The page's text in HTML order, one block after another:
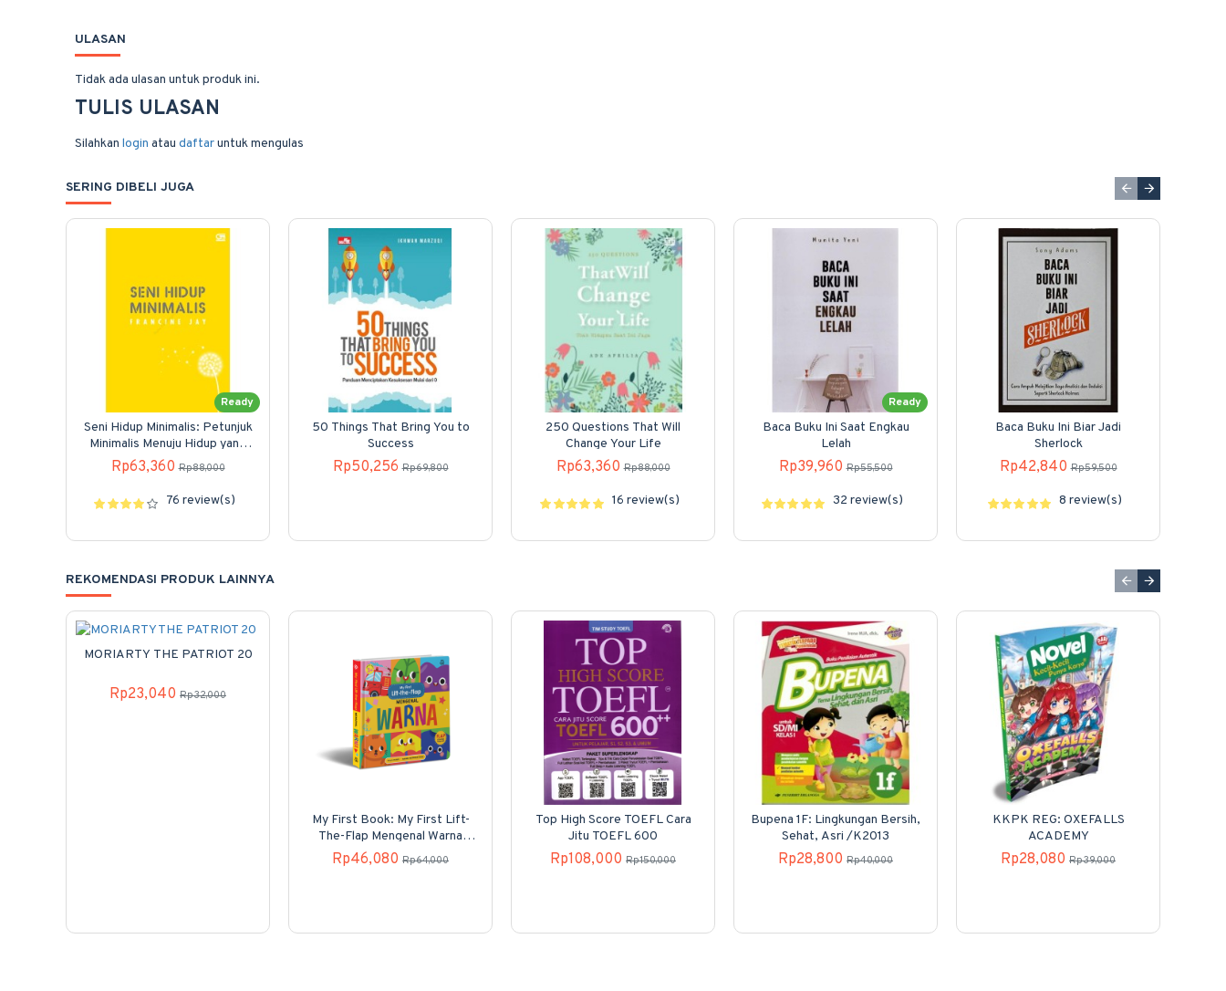
ULASAN
Tidak ada ulasan untuk produk ini.
TULIS ULASAN
Silahkan login atau daftaruntuk mengulas
SERING DIBELI JUGA
Ready
Seni Hidup Minimalis: Petunjuk
Minimalis Menuju Hidup yang
Apik, Tertata, dan Sederhana
Rp63,360 Rp88,000
76 review(s)
50 Things That Bring You to
Success
Rp50,256 Rp69,800
250 Questions That Will
Change Your Life
Rp63,360 Rp88,000
16 review(s)
Ready
Baca Buku Ini Saat Engkau
Lelah
Rp39,960 Rp55,500
32 review(s)
Baca Buku Ini Biar Jadi
Sherlock
Rp42,840 Rp59,500
8 review(s)
REKOMENDASI PRODUK LAINNYA
MORIARTY THE PATRIOT 20
Rp23,040 Rp32,000
My First Book: My First Lift-
The-Flap Mengenal Warna
(Boardbook)
Rp46,080 Rp64,000
Top High Score TOEFL Cara
Jitu TOEFL 600
Rp108,000 Rp150,000
Bupena 1F: Lingkungan Bersih,
Sehat, Asri /K2013
Rp28,800 Rp40,000
KKPK REG: OXEFALLS
ACADEMY
Rp28,080 Rp39,000